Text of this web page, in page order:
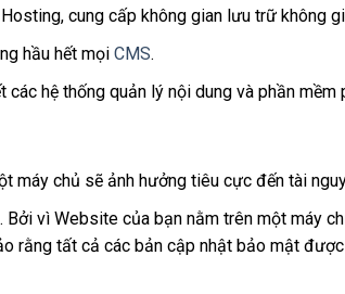
cung cấp không gian lưu trữ không
hầu hết mọi CMS.
hệ thống quản lý nội dung và phần mềm
máy chủ sẽ ảnh hưởng tiêu cực đến tài
Bởi vì Website của bạn nằm trên một máy
rằng tất cả các bản cập nhật bảo mật